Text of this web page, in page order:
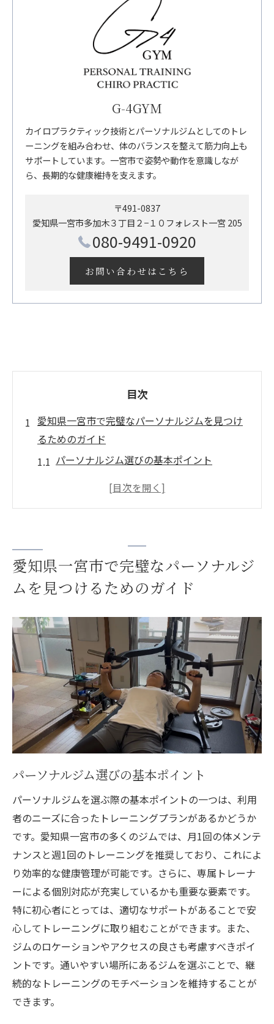
G-4GYM
カイロプラクティック技術とパーソナルジムとしてのトレ
ーニングを組み合わせ、体のバランスを整えて筋力向上も
サポートしています。一宮市で姿勢や動作を意識しなが
ら、長期的な健康維持を支えます。
〒491-0837
愛知県一宮市多加木３丁目２−１０フォレスト一宮 205
080-9491-0920
お問い合わせはこちら
目次
愛知県一宮市で完璧なパーソナルジムを見つけ
るためのガイド
パーソナルジム選びの基本ポイント
地域特有のサービスを活用する
料金プランとサービス内容の比較
初心者向けプランを確認する
パーソナルジム選びがあなたの健康習慣を変え
パーソナルジム通いのメリットとは
個別指導で得られる具体的な効果
健康習慣を継続するためのポイント
トレーナーとの信頼関係を築く
モチベーション維持のための工夫
フィードバックでトレーニングを最適化
体のメンテナンス月1回で実現する理想のライフ
スタイル
体のチェックで健康を維持する
メンテナンスとトレーニングのバランス
リラクゼーションとリカバリーの方法
専門家による身体診断の活用
ライフスタイルに合わせたメンテナンス計
画
週1回のトレーニングで得られる長期的な健康効
果とは
週1回のトレーニングがもたらす変化
心身の健康バランスを整える
愛知県一宮市で完璧なパーソナルジ
ムを見つけるためのガイド
パーソナルジム選びの基本ポイント
パーソナルジムを選ぶ際の基本ポイントの一つは、利用
者のニーズに合ったトレーニングプランがあるかどうか
です。愛知県一宮市の多くのジムでは、月1回の体メンテ
ナンスと週1回のトレーニングを推奨しており、これによ
り効率的な健康管理が可能です。さらに、専属トレーナ
ーによる個別対応が充実しているかも重要な要素です。
特に初心者にとっては、適切なサポートがあることで安
心してトレーニングに取り組むことができます。また、
ジムのロケーションやアクセスの良さも考慮すべきポイ
ントです。通いやすい場所にあるジムを選ぶことで、継
続的なトレーニングのモチベーションを維持することが
できます。